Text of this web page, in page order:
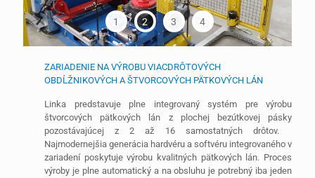
1 2 3 4
ZARIADENIE NA VÝROBU VIACDRÔTOVÝCH
OBDĹŽNIKOVÝCH A ŠTVORCOVÝCH PÄTKOVÝCH LÁN
Linka predstavuje plne integrovaný systém pre výrobu
štvorcových pätkových lán z plochej bezútkovej pásky
pozostávajúcej z 2 až 16 samostatných drôtov.
Najmodernejšia generácia hardvéru a softvéru integrovaného v
zariadení poskytuje výrobu kvalitných pätkových lán. Proces
výroby je plne automatický a na obsluhu je potrebný iba jeden